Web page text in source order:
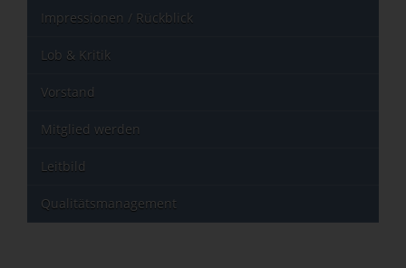
Impressionen / Rückblick
Lob & Kritik
Vorstand
Mitglied werden
Leitbild
Qualitätsmanagement